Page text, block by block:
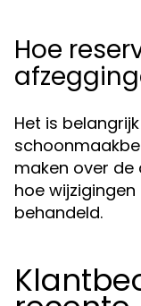
Hoe
Het is
maken over
hoe
behandeld.